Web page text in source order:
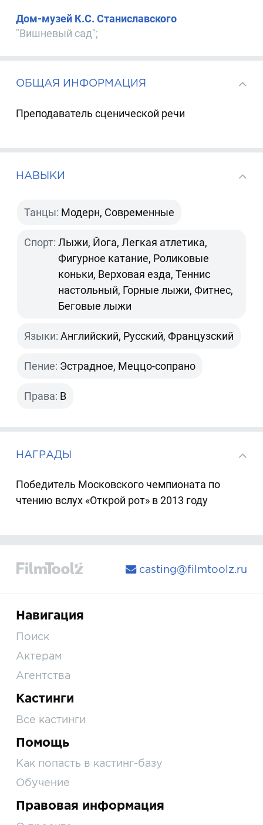
Дом-музей К.С. Станиславского
"Вишневый сад";
ОБЩАЯ ИНФОРМАЦИЯ
Преподаватель сценической речи
НАВЫКИ
Танцы: Модерн, Современные
Спорт: Лыжи, Йога, Легкая атлетика,
Фигурное катание, Роликовые
коньки, Верховая езда, Теннис
настольный, Горные лыжи, Фитнес,
Беговые лыжи
Языки: Английский, Русский, Французский
Пение: Эстрадное, Меццо-сопрано
Права: B
НАГРАДЫ
Победитель Московского чемпионата по
чтению вслух «Открой рот» в 2013 году
casting@filmtoolz.ru
Навигация
Поиск
Актерам
Агентства
Кастинги
Все кастинги
Помощь
Как попасть в кастинг-базу
Обучение
Правовая информация